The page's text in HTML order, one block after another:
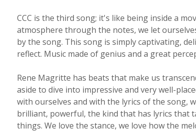
CCC is the third song; it's like being inside a
atmosphere through the notes, we let
by the song. This song is simply captivating,
reflect. Music made of genius and a great
Rene Magritte has beats that make us
aside to dive into impressive and very well-
with ourselves and with the lyrics of the song,
brilliant, powerful, the kind that has lyrics that
things. We love the stance, we love how the